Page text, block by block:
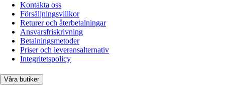
Kontakta oss
Försäljningsvillkor
Returer och återbetalningar
Ansvarsfriskrivning
Betalningsmetoder
Priser och leveransalternativ
Integritetspolicy
Våra butiker